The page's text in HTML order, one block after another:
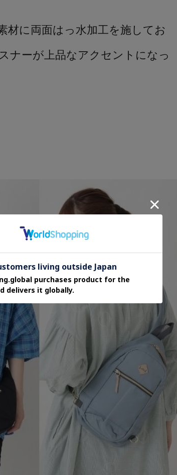
に両面はっ水加工を施してお
ナーが上品なアクセントになっ